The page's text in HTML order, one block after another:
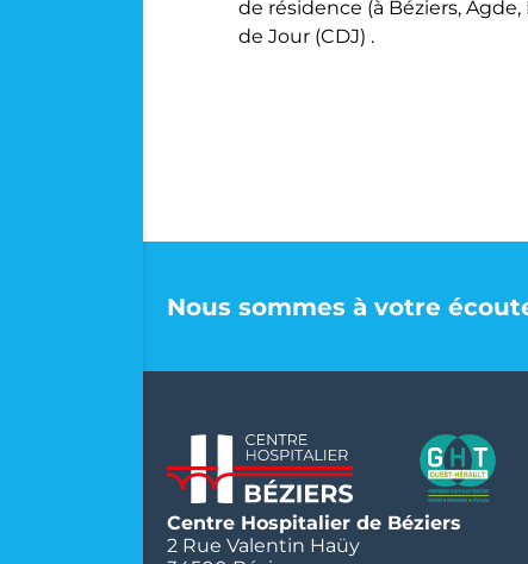
de résidence (à Béziers,
de Jour (CDJ) .
Nous sommes à votre
Centre Hospitalier de Béziers
2 Rue Valentin Haüy